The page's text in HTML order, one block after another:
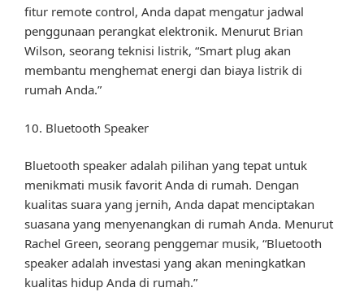
fitur remote control, Anda dapat mengatur jadwal
penggunaan perangkat elektronik. Menurut Brian
Wilson, seorang teknisi listrik, “Smart plug akan
membantu menghemat energi dan biaya listrik di
rumah Anda.”
10. Bluetooth Speaker
Bluetooth speaker adalah pilihan yang tepat untuk
menikmati musik favorit Anda di rumah. Dengan
kualitas suara yang jernih, Anda dapat menciptakan
suasana yang menyenangkan di rumah Anda. Menurut
Rachel Green, seorang penggemar musik, “Bluetooth
speaker adalah investasi yang akan meningkatkan
kualitas hidup Anda di rumah.”